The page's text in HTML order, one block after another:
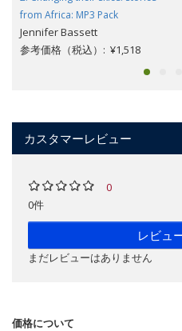
from Africa: MP3 Pack
Jennifer Bassett
参考価格（税込）: ¥1,518
カスタマーレビュー
0
0件
レビュ
まだレビューはありません
価格について